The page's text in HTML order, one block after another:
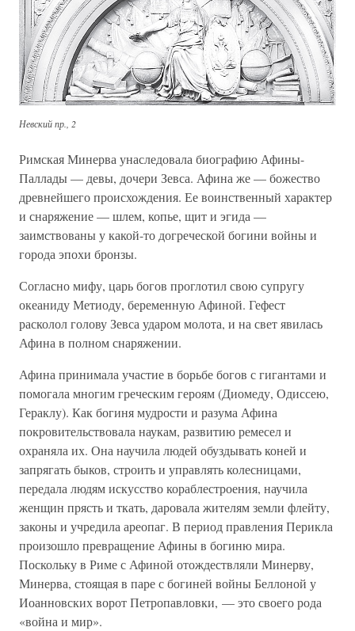
Невский пр., 2
Римская Минерва унаследовала биографию Афины-
Паллады — девы, дочери Зевса. Афина же — божество
древнейшего происхождения. Ее воинственный характер
и снаряжение — шлем, копье, щит и эгида —
заимствованы у какой-то догреческой богини войны и
города эпохи бронзы.
Согласно мифу, царь богов проглотил свою супругу
океаниду Метиоду, беременную Афиной. Гефест
расколол голову Зевса ударом молота, и на свет явилась
Афина в полном снаряжении.
Афина принимала участие в борьбе богов с гигантами и
помогала многим греческим героям (Диомеду, Одиссею,
Гераклу). Как богиня мудрости и разума Афина
покровительствовала наукам, развитию ремесел и
охраняла их. Она научила людей обуздывать коней и
запрягать быков, строить и управлять колесницами,
передала людям искусство кораблестроения, научила
женщин прясть и ткать, даровала жителям земли флейту,
законы и учредила ареопаг. В период правления Перикла
произошло превращение Афины в богиню мира.
Поскольку в Риме с Афиной отождествляли Минерву,
Минерва, стоящая в паре с богиней войны Беллоной у
Иоанновских ворот Петропавловки, — это своего рода
«война и мир».